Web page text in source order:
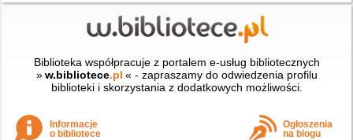
Biblioteka współpracuje z portalem e-usług bibliotecznych
» w.bibliotece.pl « - zapraszamy do odwiedzenia profilu
biblioteki i skorzystania z dodatkowych możliwości.
Informacje
o bibliotece
Ogłoszenia
na blogu